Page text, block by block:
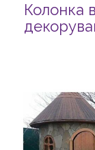
Колонка